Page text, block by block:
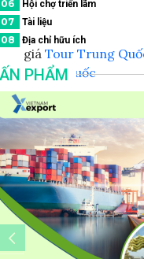
giá Tour Trung
Trung Quốc
06 Hội chợ triển lãm
07 Tài liệu
08 Địa chỉ hữu ích
ẤN PHẨM